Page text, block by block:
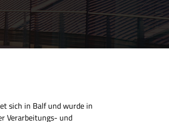
sich in Balf und wurde in
Verarbeitungs- und